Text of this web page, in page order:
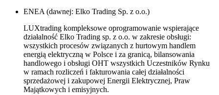
ENEA (dawnej: Elko Trading Sp. z o.o.)
LUXtrading kompleksowe oprogramowanie wspierające
działalność Elko Trading sp. z o.o. w zakresie obsługi:
wszystkich procesów związanych z hurtowym handlem
energią elektryczną w Polsce i za granicą, bilansowania
handlowego i obsługi OHT wszystkich Uczestników Rynku
w ramach rozliczeń i fakturowania całej działalności
sprzedażowej i zakupowej Energii Elektrycznej, Praw
Majątkowych i emisyjnych.